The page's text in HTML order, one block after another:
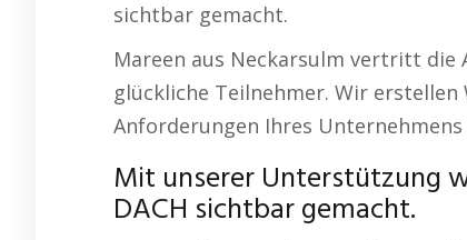
sichtbar gemacht.
Mareen aus Neckarsulm vertritt die
glückliche Teilnehmer. Wir
Anforderungen Ihres
Mit unserer Unterstützung
DACH sichtbar gemacht.